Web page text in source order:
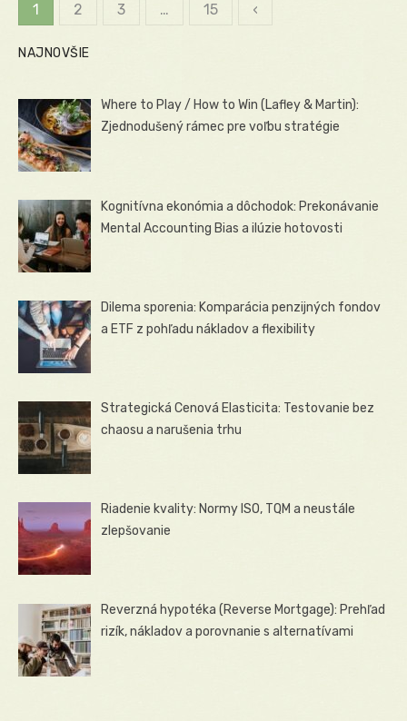
Stránkovanie
príspevkov
1 2 3 … 15 ‹
NAJNOVŠIE
Where to Play / How to Win (Lafley & Martin):
Zjednodušený rámec pre voľbu stratégie
Kognitívna ekonómia a dôchodok: Prekonávanie
Mental Accounting Bias a ilúzie hotovosti
Dilema sporenia: Komparácia penzijných fondov
a ETF z pohľadu nákladov a flexibility
Strategická Cenová Elasticita: Testovanie bez
chaosu a narušenia trhu
Riadenie kvality: Normy ISO, TQM a neustále
zlepšovanie
Reverzná hypotéka (Reverse Mortgage): Prehľad
rizík, nákladov a porovnanie s alternatívami